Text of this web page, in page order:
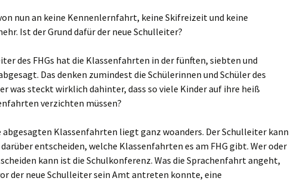
Erkrath
Geldern
Goch
Grevenbroich
Haan
nun an keine Kennenlernfahrt, keine Skifreizeit und keine
Ist der Grund dafür der neue Schulleiter?
des FHGs hat die Klassenfahrten in der fünften, siebten und
Das denken zumindest die Schülerinnen und Schüler des
was steckt wirklich dahinter, dass so viele Kinder auf ihre heiß
verzichten müssen?
abgesagten Klassenfahrten liegt ganz woanders. Der Schulleiter kann
entscheiden, welche Klassenfahrten es am FHG gibt. Wer oder
kann ist die Schulkonferenz. Was die Sprachenfahrt angeht,
der neue Schulleiter sein Amt antreten konnte, eine